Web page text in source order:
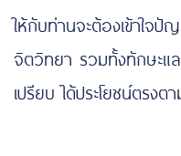
ให้กับท่านจะต้องเข้าใจ
จิตวิทยา รวมทั้งทักษะแ
เปรียบ ได้ประโยชน์ตรง